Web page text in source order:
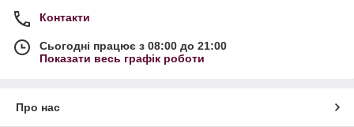
Контакти
Сьогодні працює з 08:00 до 21:00
Показати весь графік роботи
Про нас